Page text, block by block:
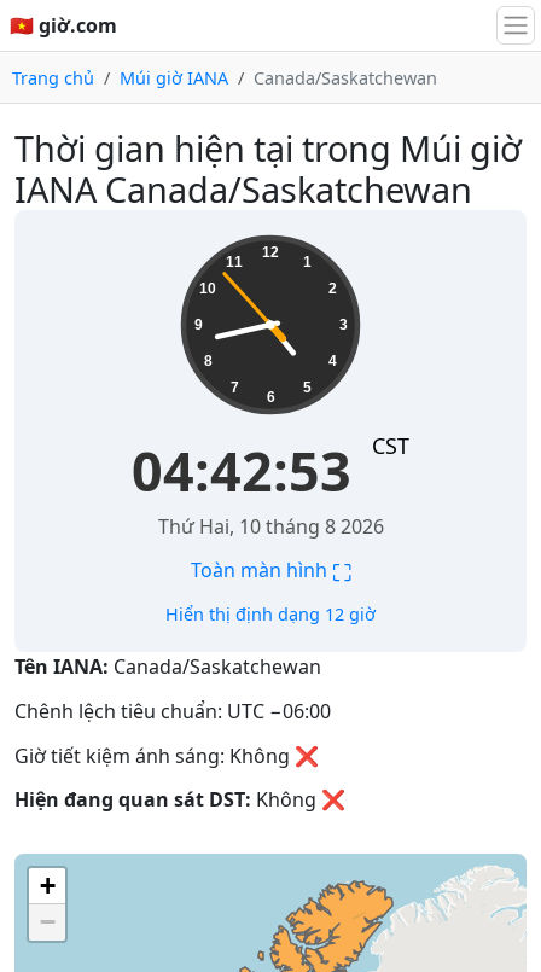
🇻🇳 giờ.com
Trang chủ Múi giờ IANA Canada/Saskatchewan
Thời gian hiện tại trong Múi giờ
IANA Canada/Saskatchewan
12
1
2
3
4
5
6
7
8
9
10
11
04:42:53 CST
Thứ Hai, 10 tháng 8 2026
Toàn màn hình ⛶
Hiển thị định dạng 12 giờ
Tên IANA: Canada/Saskatchewan
Chênh lệch tiêu chuẩn: UTC −06:00
Giờ tiết kiệm ánh sáng: Không ❌
Hiện đang quan sát DST: Không ❌
+
−